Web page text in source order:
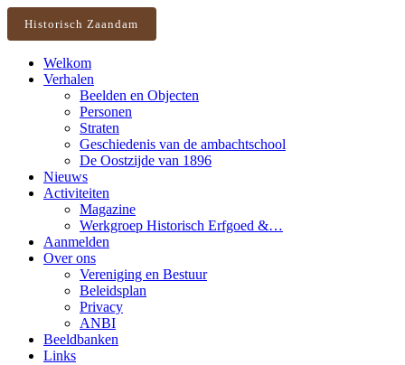
Historisch Zaandam
Welkom
Verhalen
Beelden en Objecten
Personen
Straten
Geschiedenis van de ambachtschool
De Oostzijde van 1896
Nieuws
Activiteiten
Magazine
Werkgroep Historisch Erfgoed &…
Aanmelden
Over ons
Vereniging en Bestuur
Beleidsplan
Privacy
ANBI
Beeldbanken
Links